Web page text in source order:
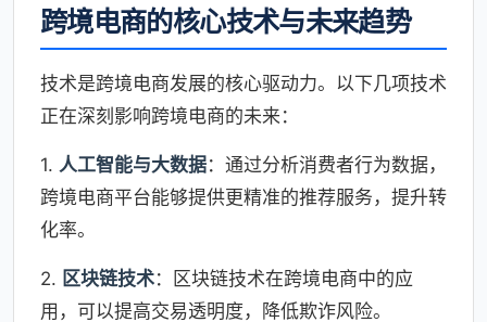
跨境电商的核心技术与未来趋势
技术是跨境电商发展的核心驱动力。以下几项技术
正在深刻影响跨境电商的未来：
1. 人工智能与大数据：通过分析消费者行为数据，
跨境电商平台能够提供更精准的推荐服务，提升转
化率。
2. 区块链技术：区块链技术在跨境电商中的应
用，可以提高交易透明度，降低欺诈风险。